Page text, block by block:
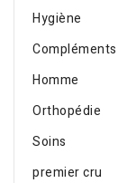
Hygiène
Homme
Orthopédie
Soins
premier cru